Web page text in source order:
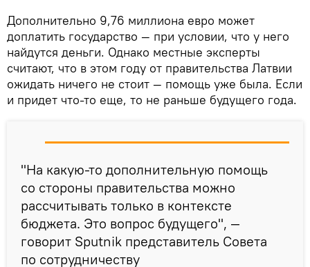
Дополнительно 9,76 миллиона евро может
доплатить государство — при условии, что у него
найдутся деньги. Однако местные эксперты
считают, что в этом году от правительства Латвии
ожидать ничего не стоит — помощь уже была. Если
и придет что-то еще, то не раньше будущего года.
"На какую-то дополнительную помощь
со стороны правительства можно
рассчитывать только в контексте
бюджета. Это вопрос будущего", —
говорит Sputnik представитель Совета
по сотрудничеству